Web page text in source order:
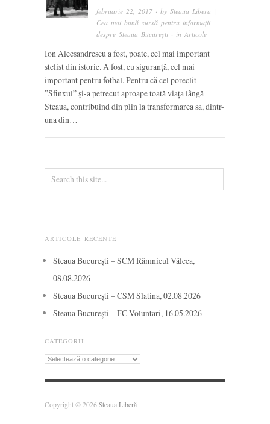
februarie 22, 2017 · bySteaua Libera |
Cea mai bună sursă pentru informații
despre Steaua București · inArticole
Ion Alecsandrescu a fost, poate, cel mai important
stelist din istorie. A fost, cu siguranță, cel mai
important pentru fotbal. Pentru că cel poreclit
”Sfinxul” și-a petrecut aproape toată viața lângă
Steaua, contribuind din plin la transformarea sa, dintr-
una din…
ARTICOLE RECENTE
Steaua București – SCM Râmnicul Vâlcea,
08.08.2026
Steaua București – CSM Slatina, 02.08.2026
Steaua București – FC Voluntari, 16.05.2026
CATEGORII
Categorii
Copyright © 2026 Steaua Liberă